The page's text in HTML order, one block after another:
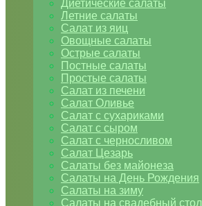
Диетические салаты
Летние салаты
Салат из яиц
Овощные салаты
Острые салаты
Постные салаты
Простые салаты
Салат из печени
Салат Оливье
Салат с сухариками
Салат с сыром
Салат с черносливом
Салат Цезарь
Салаты без майонеза
Салаты на День Рождения
Салаты на зиму
Салаты на свадебный стол